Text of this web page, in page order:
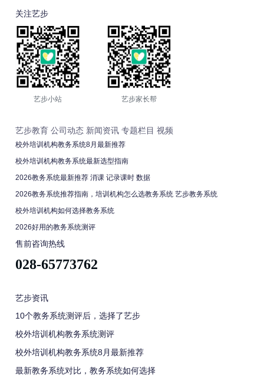
关注艺步
艺步小站 艺步家长帮
艺步教育 公司动态 新闻资讯 专题栏目 视频
校外培训机构教务系统8月最新推荐
校外培训机构教务系统最新选型指南
2026教务系统最新推荐 消课 记录课时 数据
2026教务系统推荐指南，培训机构怎么选教务系统 艺步教务系统
校外培训机构如何选择教务系统
2026好用的教务系统测评
售前咨询热线
028-65773762
艺步资讯
10个教务系统测评后，选择了艺步
校外培训机构教务系统测评
校外培训机构教务系统8月最新推荐
最新教务系统对比，教务系统如何选择